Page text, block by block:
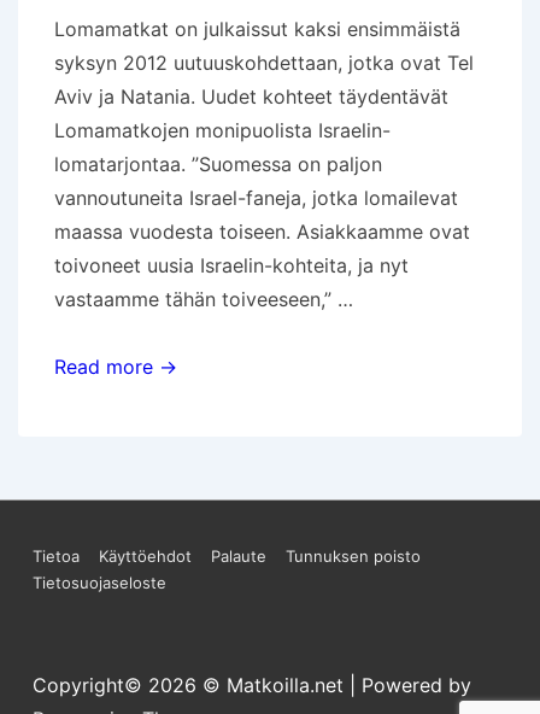
Lomamatkat on julkaissut kaksi ensimmäistä
syksyn 2012 uutuuskohdettaan, jotka ovat Tel
Aviv ja Natania. Uudet kohteet täydentävät
Lomamatkojen monipuolista Israelin-
lomatarjontaa. ”Suomessa on paljon
vannoutuneita Israel-faneja, jotka lomailevat
maassa vuodesta toiseen. Asiakkaamme ovat
toivoneet uusia Israelin-kohteita, ja nyt
vastaamme tähän toiveeseen,” …
Lomamatkat
uusiin
Israelissa
Read more →
Sivun
Tietoa Käyttöehdot Palaute
Tunnuksen poisto
Tietosuojaseloste
Copyright© 2026 © Matkoilla.net
| Powered by